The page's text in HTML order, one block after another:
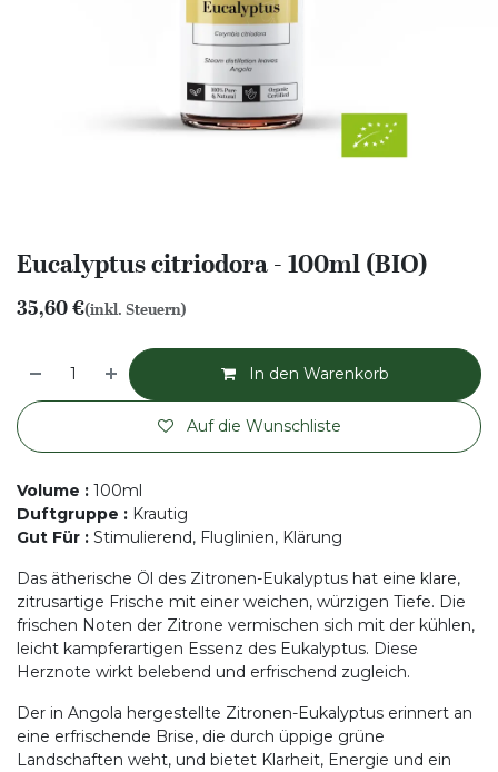
Eucalyptus citriodora - 100ml (BIO)
35,60€(inkl. Steuern)
In den Warenkorb
Auf die Wunschliste
Volume : 100ml
Duftgruppe : Krautig
Gut Für : Stimulierend, Fluglinien, Klärung
Das ätherische Öl des Zitronen-Eukalyptus hat eine klare,
zitrusartige Frische mit einer weichen, würzigen Tiefe. Die
frischen Noten der Zitrone vermischen sich mit der kühlen,
leicht kampferartigen Essenz des Eukalyptus. Diese
Herznote wirkt belebend und erfrischend zugleich.
Der in Angola hergestellte Zitronen-Eukalyptus erinnert an
eine erfrischende Brise, die durch üppige grüne
Landschaften weht, und bietet Klarheit, Energie und ein